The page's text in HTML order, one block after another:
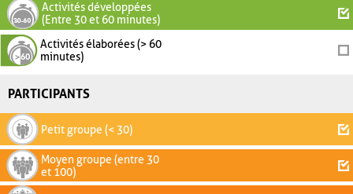
Activités développées
(Entre 30 et 60 minutes)
Activités élaborées (> 60
minutes)
PARTICIPANTS
Petit groupe (< 30)
Moyen groupe (entre 30
et 100)